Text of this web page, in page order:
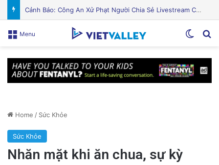
PGS.TS Hà Đình Đức: Di sản và Hành trình Cuộc đời của Nhà Khoa học Xuất sắc
Menu
Home / Sức Khỏe
Sức Khỏe
Nhăn mặt khi ăn chua, sự kỳ